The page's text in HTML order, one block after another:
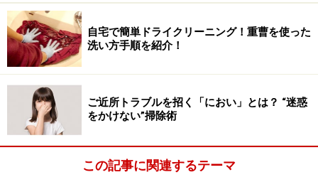
家事とは何か
家事ってなんでしょう？ 一度ザックリおさらいしてみ
ましょう。
一説において「家事の“さしすせそ”」、つまり家事と
は、「さ」いほう（裁縫：衣類や寝具のケア）、「し」
りや食材の確保）、「せ」んたく（洗濯）、「そ」うじ
自宅で簡単ドライクリーニング！重曹を使った
洗い方手順を紹介！
ご近所トラブルを招く「におい」とは？ “迷惑
をかけない”掃除術
この記事に関連するテーマ